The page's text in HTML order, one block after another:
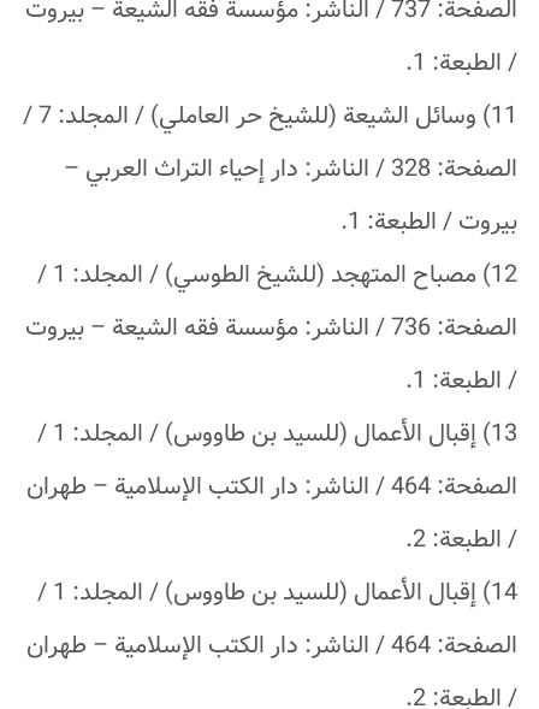
الصفحة: 737 / الناشر: مؤسسة فقه الشيعة – بيروت
/ الطبعة: 1.
11) وسائل الشيعة (للشيخ حر العاملي) / المجلد: 7 /
الصفحة: 328 / الناشر: دار إحياء التراث العربي –
بيروت / الطبعة: 1.
12) مصباح المتهجد (للشيخ الطوسي) / المجلد: 1 /
الصفحة: 736 / الناشر: مؤسسة فقه الشيعة – بيروت
/ الطبعة: 1.
13) إقبال الأعمال (للسيد بن طاووس) / المجلد: 1 /
الصفحة: 464 / الناشر: دار الكتب الإسلامية – طهران
/ الطبعة: 2.
14) إقبال الأعمال (للسيد بن طاووس) / المجلد: 1 /
الصفحة: 464 / الناشر: دار الكتب الإسلامية – طهران
/ الطبعة: 2.